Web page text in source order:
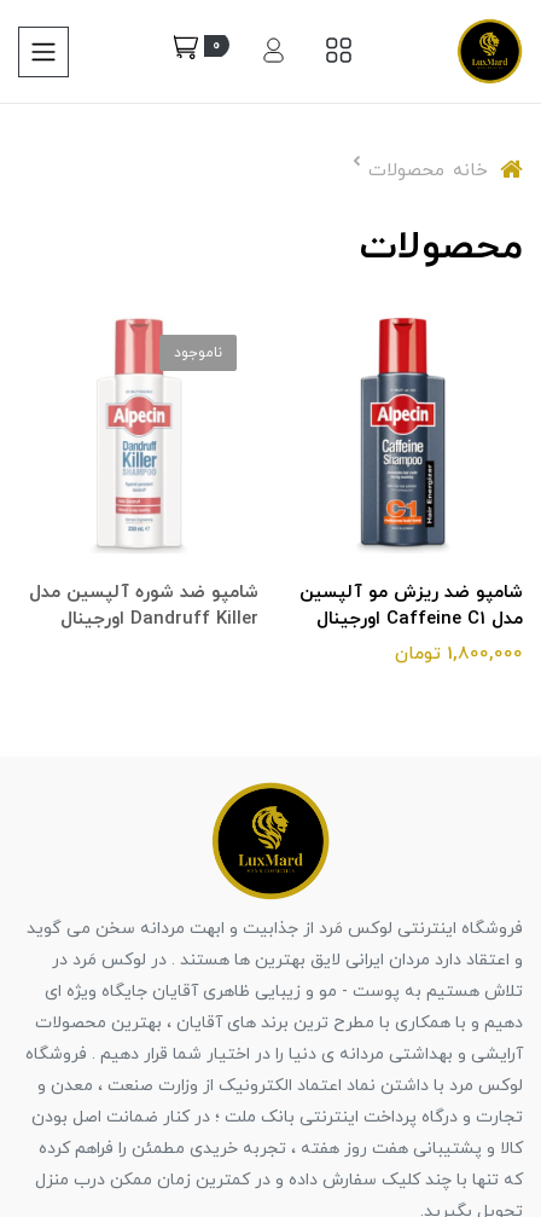
0
خانه محصولات
محصولات
شامپو ضد ریزش مو آلپسین
مدل Caffeine C1 اورجینال
1,800,000 تومان
شامپو ضد شوره آلپسین مدل
Dandruff Killer اورجینال
ناموجود
فروشگاه اینترنتی لوکس مَرد از جذابیت و ابهت مردانه سخن می گوید
و اعتقاد دارد مردان ایرانی لایق بهترین ها هستند . در لوکس مَرد در
تلاش هستیم به پوست - مو و زیبایی ظاهری آقایان جایگاه ویژه ای
دهیم و با همکاری با مطرح ترین برند های آقایان ، بهترین محصولات
آرایشی و بهداشتی مردانه ی دنیا را در اختیار شما قرار دهیم . فروشگاه
لوکس مرد با داشتن نماد اعتماد الکترونیک از وزارت صنعت ، معدن و
تجارت و درگاه پرداخت اینترنتی بانک ملت ؛ در کنار ضمانت اصل بودن
کالا و پشتیبانی هفت روز هفته ، تجربه خریدی مطمئن را فراهم کرده
که تنها با چند کلیک سفارش داده و در کمترین زمان ممکن درب منزل
تحویل بگیرید.